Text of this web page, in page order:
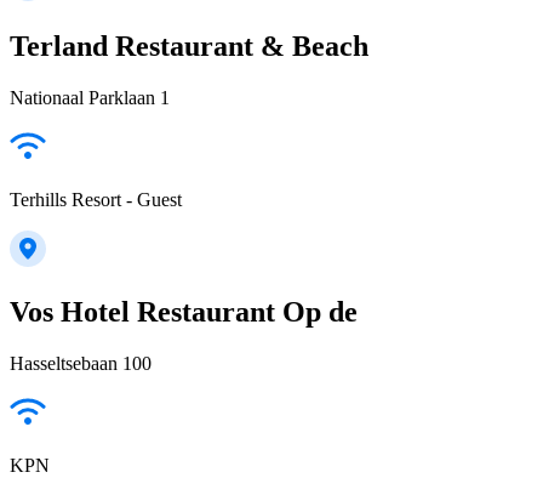
Terland Restaurant & Beach
Nationaal Parklaan 1
Terhills Resort - Guest
Vos Hotel Restaurant Op de
Hasseltsebaan 100
KPN